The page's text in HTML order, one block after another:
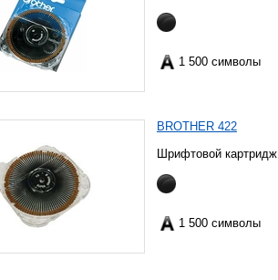
1 500 символы
BROTHER 422
Шрифтовой картридж
1 500 символы